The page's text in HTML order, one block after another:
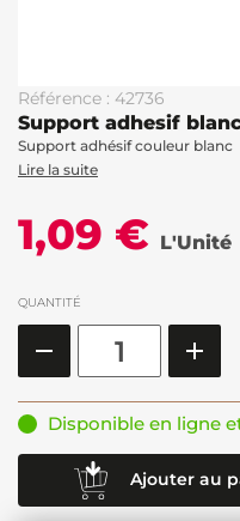
Référence : 42736
Support adhesif
Support adhésif couleur blanc
Lire la suite
1,09 € L'Unité
QUANTITÉ
Disponible en ligne
Ajouter au